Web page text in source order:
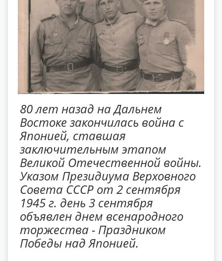
80 лет назад на Дальнем
Востоке закончилась война с
Японией, ставшая
заключительным этапом
Великой Отечественной войны.
Указом Президиума Верховного
Совета СССР от 2 сентября
1945 г. день 3 сентября
объявлен днем всенародного
торжества - Праздником
Победы над Японией.